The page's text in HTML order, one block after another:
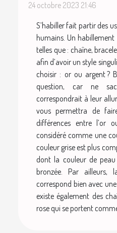
24 octobre 2023 21:46
S’habiller fait partir des
humains. Un
telles que : chaîne,
afin d’avoir un style
choisir : or ou argent ?
question, car ne
correspondrait à leur
vous permettra de
différences entre l’or
considéré comme une
couleur grise est plus
dont la couleur de
bronzée. Par ailleurs,
correspond bien avec
existe également des
rose qui se portent comme